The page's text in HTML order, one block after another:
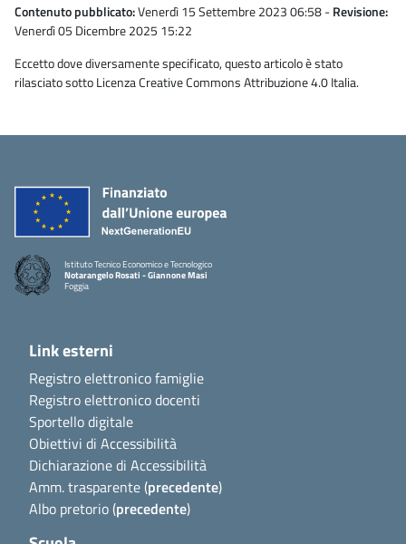
Contenuto pubblicato:Venerdì 15 Settembre 2023 06:58-Revisione:
Venerdì 05 Dicembre 2025 15:22
Eccetto dove diversamente specificato, questo articolo è stato
rilasciato sotto Licenza Creative Commons Attribuzione 4.0 Italia.
Istituto Tecnico Economico e Tecnologico
Notarangelo Rosati - Giannone Masi
Foggia
Link esterni
Registro elettronico famiglie
Registro elettronico docenti
Sportello digitale
Obiettivi di Accessibilità
Dichiarazione di Accessibilità
Amm. trasparente (precedente)
Albo pretorio (precedente)